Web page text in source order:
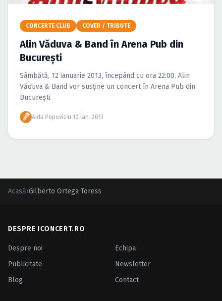
Caută în site...
CONCERTE CLUB COVER / TRIBUTE
Alin Văduva & Band în Arena Pub din
Bucureşti
Sâmbătă, 12 ianuarie 2013, începând cu ora 22:00, Alin
Văduva & Band vor susţine un concert în Arena Pub din
Bucureşti.
Aida Popoviciu·10 ian. 2013
Acasă›Gilberto Ortega Toress
DESPRE ICONCERT.RO
Despre noi
Echipa
Publicitate
Newsletter
Blog
Contact